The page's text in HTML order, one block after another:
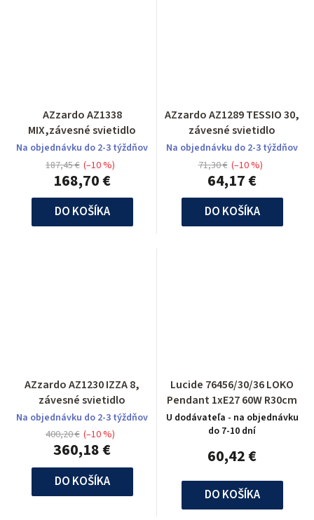
AZzardo AZ1338
MIX,závesné svietidlo
Na objednávku do 2-3 týždňov
168,70 €
187,45 € (–10 %)
DO KOŠÍKA
AZzardo AZ1289 TESSIO 30,
závesné svietidlo
Na objednávku do 2-3 týždňov
64,17 €
71,30 € (–10 %)
DO KOŠÍKA
AZzardo AZ1230 IZZA 8,
závesné svietidlo
Na objednávku do 2-3 týždňov
360,18 €
400,20 € (–10 %)
DO KOŠÍKA
Lucide 76456/30/36 LOKO
Pendant 1xE27 60W R30cm
U dodávateľa - na objednávku
do 7-10 dní
60,42 €
DO KOŠÍKA